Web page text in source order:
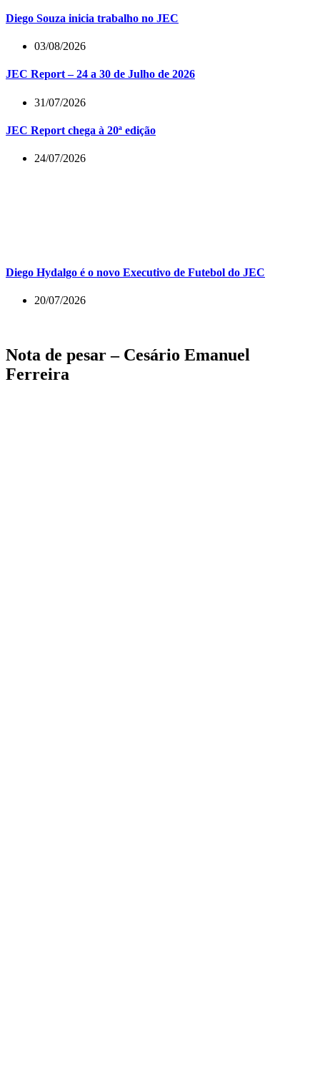
Diego Souza inicia trabalho no JEC
03/08/2026
JEC Report – 24 a 30 de Julho de 2026
31/07/2026
JEC Report chega à 20ª edição
24/07/2026
Diego Hydalgo é o novo Executivo de Futebol do JEC
20/07/2026
Nota de pesar – Cesário Emanuel
Ferreira